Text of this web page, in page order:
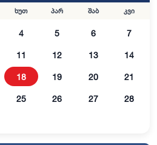
ხუთ პარ შაბ კვი
4 5 6 7
11 12 13 14
18 19 20 21
25 26 27 28